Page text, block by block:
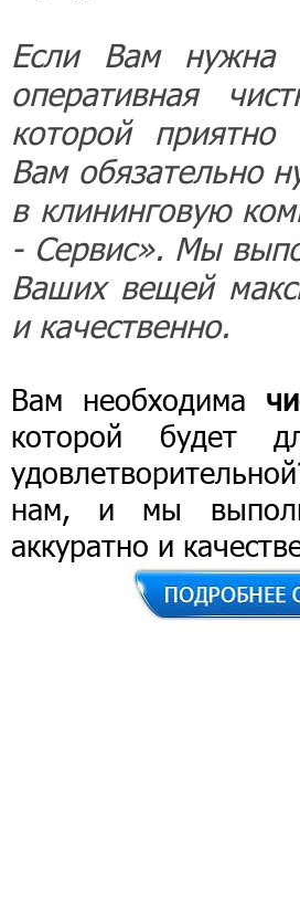
Если Вам нужна
оперативная
которой
Вам обязательно
в клининговую
- Сервис». Мы
Ваших вещей
и качественно.
Вам необходима
которой будет
нам, и мы
аккуратно и